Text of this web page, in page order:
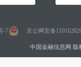
-7 京公网安备
中国金融信息网 版